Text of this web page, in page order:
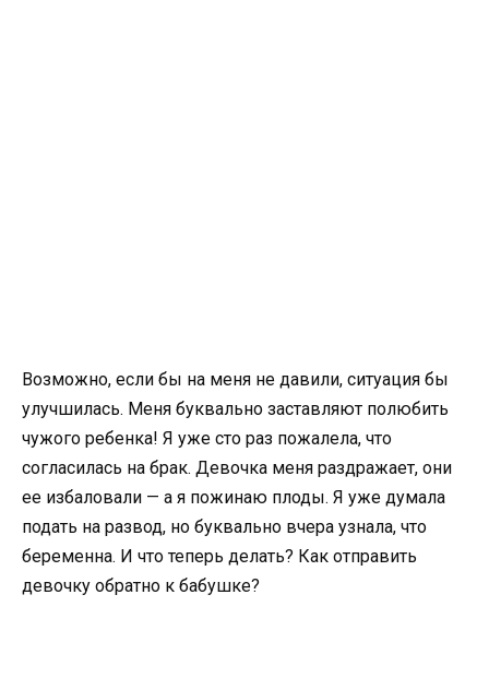
Возможно, если бы на меня не давили, ситуация бы
улучшилась. Меня буквально заставляют полюбить
чужого ребенка! Я уже сто раз пожалела, что
согласилась на брак. Девочка меня раздражает, они
ее избаловали — а я пожинаю плоды. Я уже думала
подать на развод, но буквально вчера узнала, что
беременна. И что теперь делать? Как отправить
девочку обратно к бабушке?